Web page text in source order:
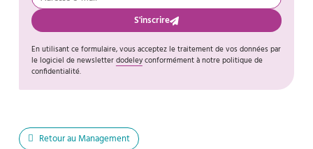
S'inscrire
En utilisant ce formulaire, vous acceptez le traitement de vos données par
le logiciel de newsletterdodeleyconformément à notre politique de
confidentialité.
Retour au Management